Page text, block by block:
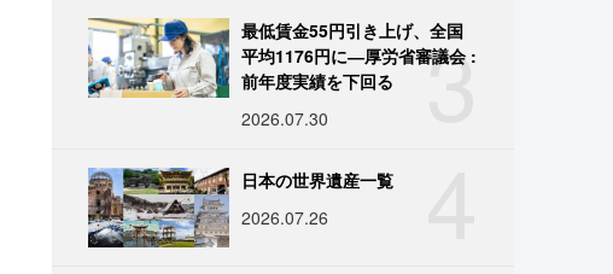
3
最低賃金55円引き上げ、全国
平均1176円に―厚労省審議会 :
前年度実績を下回る
2026.07.30
日本の世界遺産一覧
2026.07.26